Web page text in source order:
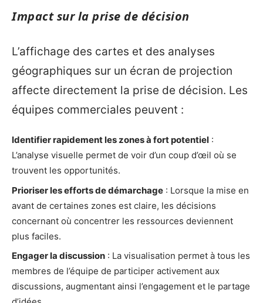
Impact sur la prise de décision
L’affichage des cartes et des analyses
géographiques sur un écran de projection
affecte directement la prise de décision. Les
équipes commerciales peuvent :
Identifier rapidement les zones à fort potentiel :
L’analyse visuelle permet de voir d’un coup d’œil où se
trouvent les opportunités.
Prioriser les efforts de démarchage : Lorsque la mise en
avant de certaines zones est claire, les décisions
concernant où concentrer les ressources deviennent
plus faciles.
Engager la discussion : La visualisation permet à tous les
membres de l’équipe de participer activement aux
discussions, augmentant ainsi l’engagement et le partage